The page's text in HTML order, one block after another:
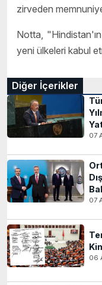
zirveden
Notta,
yeni ülkeleri kabul
Diğer İçerikler
07
07
06